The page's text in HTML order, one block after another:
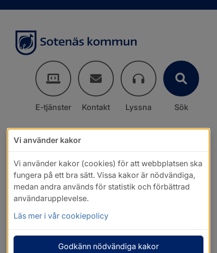
E-tjänster Kontakt Lyssna Sök
Vi använder kakor
Vi använder kakor (cookies) för att webbplatsen ska
fungera på ett bra sätt. Vissa kakor är nödvändiga,
medan andra används för statistik och förbättrad
användarupplevelse.
Läs mer i vår cookiepolicy
Godkänn nödvändiga kakor